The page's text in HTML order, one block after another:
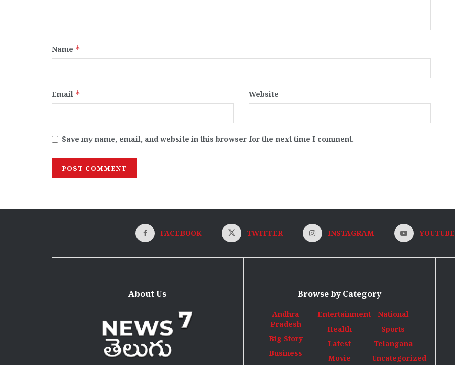
Name *
Email * Website
Save my name, email, and website in this browser for the next time I comment.
FACEBOOK TWITTER INSTAGRAM YOUTUBE
About Us Browse by Category
Andhra
Pradesh
Big Story
Business
Entertainment
Health
Latest
Movie
National
Sports
Telangana
Uncategorized